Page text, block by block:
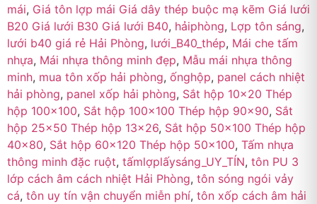
mái, Giá tôn lợp mái Giá dây thép buộc mạ kẽm Giá lưới
B20 Giá lưới B30 Giá lưới B40, hảiphòng, Lợp tôn sáng,
lưới b40 giá rẻ Hải Phòng, lưới_B40_thép, Mái che tấm
nhựa, Mái nhựa thông minh đẹp, Mẫu mái nhựa thông
minh, mua tôn xốp hải phòng, ốnghộp, panel cách nhiệt
hải phòng, panel xốp hải phòng, Sắt hộp 10×20 Thép
hộp 100×100, Sắt hộp 100×100 Thép hộp 90×90, Sắt
hộp 25×50 Thép hộp 13×26, Sắt hộp 50×100 Thép hộp
40×80, Sắt hộp 60×120 Thép hộp 50×100, Tấm nhựa
thông minh đặc ruột, tấmlợplấysáng_UY_TÍN, tôn PU 3
lớp cách âm cách nhiệt Hải Phòng, tôn sóng ngói vảy
cá, tôn uy tín vận chuyển miễn phí, tôn xốp cách âm hải